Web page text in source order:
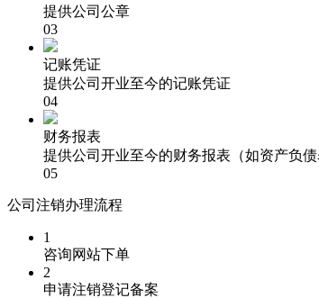
提供公司公章
03
记账凭证
提供公司开业至今的记账凭证
04
财务报表
提供公司开业至今的财务报表（如资产负债
05
公司注销办理流程
1
咨询网站下单
2
申请注销登记备案